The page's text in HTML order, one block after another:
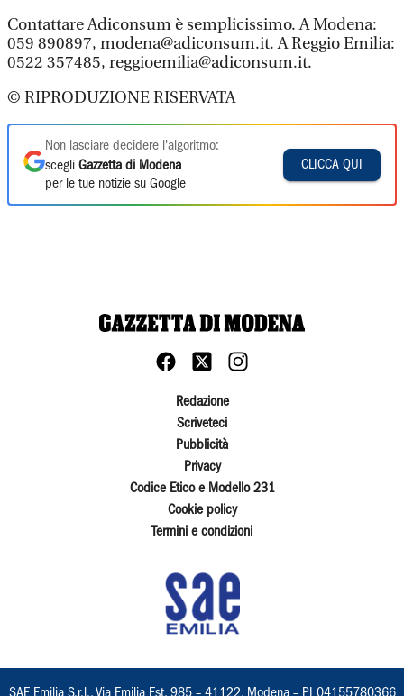
Contattare Adiconsum è semplicissimo. A Modena:
059 890897, modena@adiconsum.it. A Reggio Emilia:
0522 357485, reggioemilia@adiconsum.it.
© RIPRODUZIONE RISERVATA
Non lasciare decidere l'algoritmo:
scegli Gazzetta di Modena
per le tue notizie su Google
CLICCA QUI
Redazione
Scriveteci
Pubblicità
Privacy
Codice Etico e Modello 231
Cookie policy
Termini e condizioni
SAE Emilia S.r.l., Via Emilia Est, 985 – 41122, Modena – PI 04155780366